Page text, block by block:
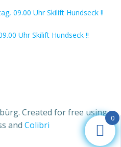
09.00 Uhr Skilift Hundseck !!
Uhr Skilift Hundseck !!
Created for free using
and Colibri
0